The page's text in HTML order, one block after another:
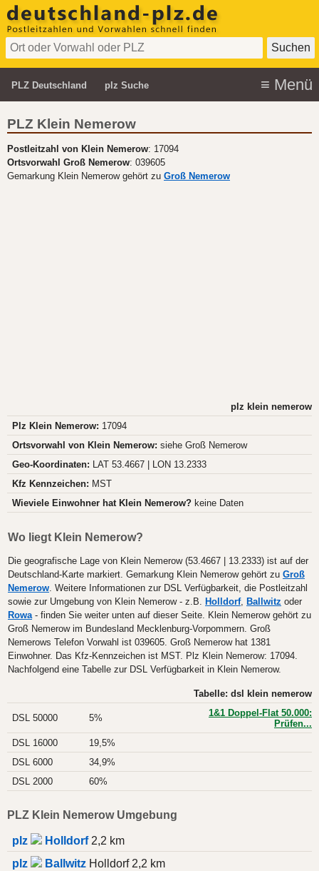
PLZ Deutschland plz Suche
PLZ Klein Nemerow
Postleitzahl von Klein Nemerow: 17094
Ortsvorwahl Groß Nemerow: 039605
Gemarkung Klein Nemerow gehört zu Groß Nemerow
plz klein nemerow
Plz Klein Nemerow: 17094
Ortsvorwahl von Klein Nemerow: siehe Groß Nemerow
Geo-Koordinaten: LAT 53.4667 | LON 13.2333
Kfz Kennzeichen: MST
Wieviele Einwohner hat Klein Nemerow? keine Daten
Wo liegt Klein Nemerow?
Die geografische Lage von Klein Nemerow (53.4667 | 13.2333) ist auf der
Deutschland-Karte markiert. Gemarkung Klein Nemerow gehört zu Groß
Nemerow. Weitere Informationen zur DSL Verfügbarkeit, die Postleitzahl
sowie zur Umgebung von Klein Nemerow - z.B. Holldorf, Ballwitz oder
Rowa- finden Sie weiter unten auf dieser Seite. Klein Nemerow gehört zu
Groß Nemerow im Bundesland Mecklenburg-Vorpommern. Groß
Nemerows Telefon Vorwahl ist 039605. Groß Nemerow hat 1381
Einwohner. Das Kfz-Kennzeichen ist MST. Plz Klein Nemerow: 17094.
Nachfolgend eine Tabelle zur DSL Verfügbarkeit in Klein Nemerow.
Tabelle: dsl klein nemerow
DSL 50000 5%
1&1 Doppel-Flat 50.000:
Prüfen...
DSL 16000
19,5%
DSL 6000
34,9%
DSL 2000
60%
PLZ Klein Nemerow Umgebung
plz Holldorf2,2 km
plz
Ballwitz Holldorf 2,2 km